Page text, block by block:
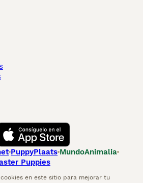
PuppyPlaats MundoAnimalia
Puppies
en este sitio para mejorar tu